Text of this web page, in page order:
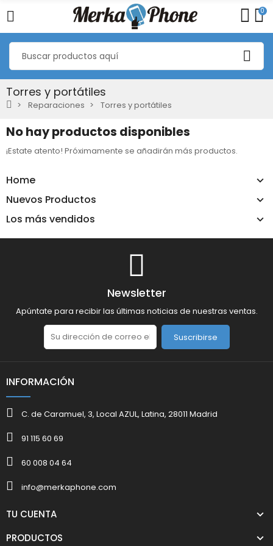
0
Torres y portátiles
Reparaciones Torres y portátiles
Home
Nuevos Productos
Los más vendidos
No hay productos disponibles
¡Estate atento! Próximamente se añadirán más productos.
Newsletter
Apúntate para recibir las últimas noticias de nuestras ventas.
Suscribirse
INFORMACIÓN
C. de Caramuel, 3, Local AZUL, Latina, 28011 Madrid
91 115 60 69
60 008 04 64
info@merkaphone.com
TU CUENTA
PRODUCTOS